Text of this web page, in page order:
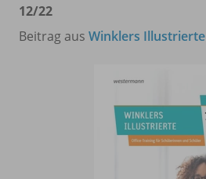
12/22
Beitrag aus Winklers Illustrierte